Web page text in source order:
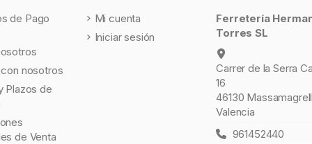
de Pago
nosotros
Plazos de
de Venta
Mi cuenta
Iniciar sesión
Ferretería
Torres SL
Carrer de la Serra
16
46130
Valencia
961452440